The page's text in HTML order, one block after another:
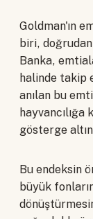
Goldman'ın
biri,
Banka,
halinde takip
anılan bu
gösterge
Bu endeksin
büyük